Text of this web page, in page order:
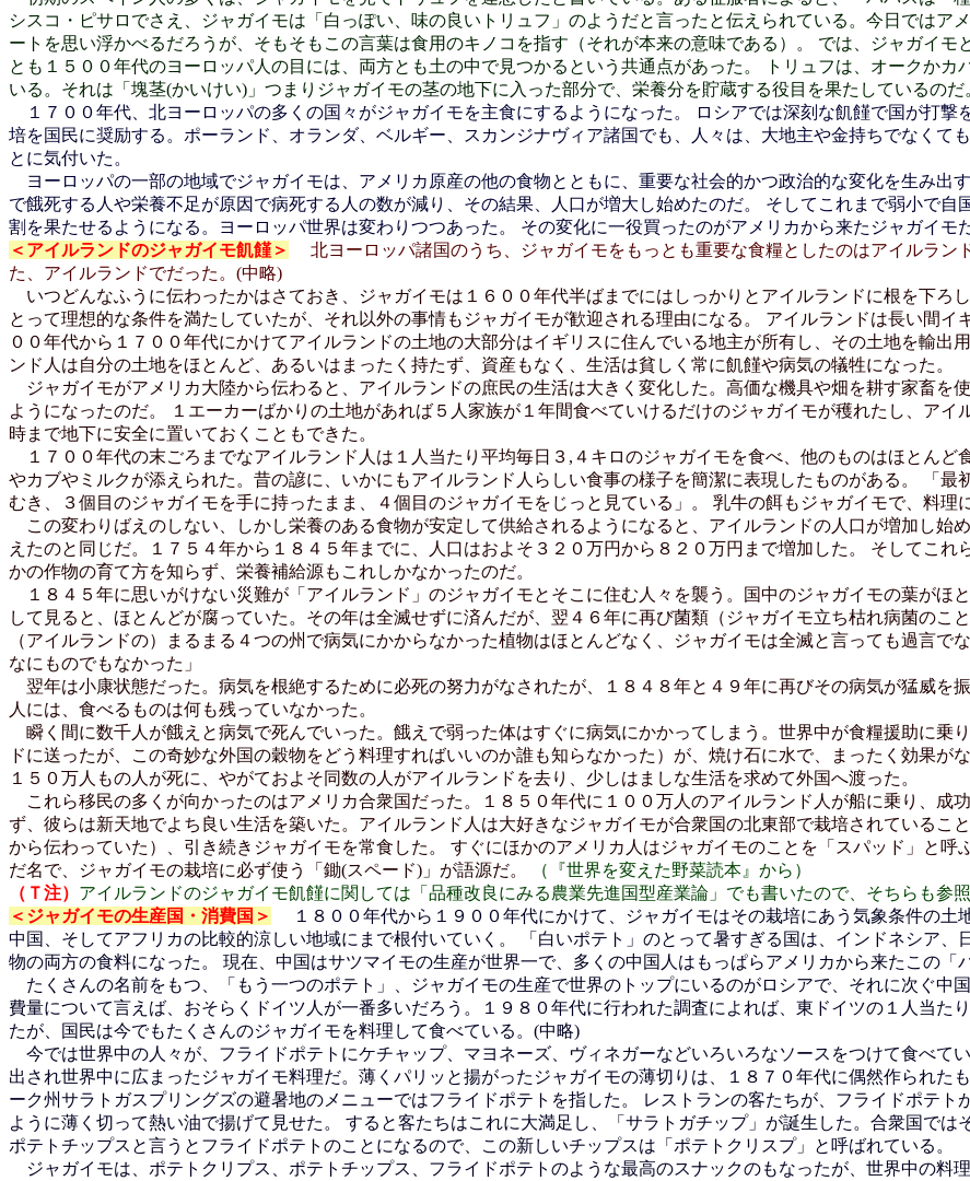
シスコ・ピサロでさえ、ジャガイモは「白っぽい、味の良いトリュフ」のようだと言ったと伝えられている。今日ではア
ートを思い浮かべるだろうが、そもそもこの言葉は食用のキノコを指す（それが本来の意味である）。 では、ジャガイモ
とも１５００年代のヨーロッパ人の目には、両方とも土の中で見つかるという共通点があった。 トリュフは、オークか
いる。それは「塊茎(かいけい)」つまりジャガイモの茎の地下に入った部分で、栄養分を貯蔵する役目を果たしているのだ
１７００年代、北ヨーロッパの多くの国々がジャガイモを主食にするようになった。 ロシアでは深刻な飢饉で国が打
培を国民に奨励する。ポーランド、オランダ、ベルギー、スカンジナヴィア諸国でも、人々は、大地主や金持ちでなくて
とに気付いた。
ヨーロッパの一部の地域でジャガイモは、アメリカ原産の他の食物とともに、重要な社会的かつ政治的な変化を生み出
で餓死する人や栄養不足が原因で病死する人の数が減り、その結果、人口が増大し始めたのだ。 そしてこれまで弱小で
割を果たせるようになる。ヨーロッパ世界は変わりつつあった。 その変化に一役買ったのがアメリカから来たジャガイモ
＜アイルランドのジャガイモ飢饉＞
北ヨーロッパ諸国のうち、ジャガイモをもっとも重要な食糧としたのはアイルラン
た、アイルランドでだった。(中略)
いつどんなふうに伝わったかはさておき、ジャガイモは１６００年代半ばまでにはしっかりとアイルランドに根を下ろ
とって理想的な条件を満たしていたが、それ以外の事情もジャガイモが歓迎される理由になる。 アイルランドは長い間
００年代から１７００年代にかけてアイルランドの土地の大部分はイギリスに住んでいる地主が所有し、その土地を輸出
ンド人は自分の土地をほとんど、あるいはまったく持たず、資産もなく、生活は貧しく常に飢饉や病気の犠牲になった。
ジャガイモがアメリカ大陸から伝わると、アイルランドの庶民の生活は大きく変化した。高価な機具や畑を耕す家畜を
ようになったのだ。 １エーカーばかりの土地があれば５人家族が１年間食べていけるだけのジャガイモが穫れたし、ア
時まで地下に安全に置いておくこともできた。
１７００年代の末ごろまでなアイルランド人は１人当たり平均毎日３,４キロのジャガイモを食べ、他のものはほとんど
やカブやミルクが添えられた。昔の諺に、いかにもアイルランド人らしい食事の様子を簡潔に表現したものがある。 「
むき、３個目のジャガイモを手に持ったまま、４個目のジャガイモをじっと見ている」。 乳牛の餌もジャガイモで、料理
この変わりばえのしない、しかし栄養のある食物が安定して供給されるようになると、アイルランドの人口が増加し始
えたのと同じだ。１７５４年から１８４５年までに、人口はおよそ３２０万円から８２０万円まで増加した。 そしてこ
かの作物の育て方を知らず、栄養補給源もこれしかなかったのだ。
１８４５年に思いがけない災難が「アイルランド」のジャガイモとそこに住む人々を襲う。国中のジャガイモの葉がほ
して見ると、ほとんどが腐っていた。その年は全滅せずに済んだが、翌４６年に再び菌類（ジャガイモ立ち枯れ病菌のこ
（アイルランドの）まるまる４つの州で病気にかからなかった植物はほとんどなく、ジャガイモは全滅と言っても過言
なにものでもなかった」
翌年は小康状態だった。病気を根絶するために必死の努力がなされたが、１８４８年と４９年に再びその病気が猛威を
人には、食べるものは何も残っていなかった。
瞬く間に数千人が餓えと病気で死んでいった。餓えで弱った体はすぐに病気にかかってしまう。世界中が食糧援助に乗
ドに送ったが、この奇妙な外国の穀物をどう料理すればいいのか誰も知らなかった）が、焼け石に水で、まったく効果が
１５０万人もの人が死に、やがておよそ同数の人がアイルランドを去り、少しはましな生活を求めて外国へ渡った。
これら移民の多くが向かったのはアメリカ合衆国だった。１８５０年代に１００万人のアイルランド人が船に乗り、成
ず、彼らは新天地でよち良い生活を築いた。アイルランド人は大好きなジャガイモが合衆国の北東部で栽培されているこ
から伝わっていた）、引き続きジャガイモを常食した。 すぐにほかのアメリカ人はジャガイモのことを「スパッド」と
だ名で、ジャガイモの栽培に必ず使う「鋤(スペード)」が語源だ。
（『世界を変えた野菜読本』から）
（Ｔ注） アイルランドのジャガイモ飢饉に関しては「品種改良にみる農業先進国型産業論」でも書いたので、そちらも参
＜ジャガイモの生産国・消費国＞
１８００年代から１９００年代にかけて、ジャガイモはその栽培にあう気象条件の土
中国、そしてアフリカの比較的涼しい地域にまで根付いていく。 「白いポテト」のとって暑すぎる国は、インドネシア
物の両方の食料になった。 現在、中国はサツマイモの生産が世界一で、多くの中国人はもっぱらアメリカから来たこの「
たくさんの名前をもつ、「もう一つのポテト」、ジャガイモの生産で世界のトップにいるのがロシアで、それに次ぐ中
費量について言えば、おそらくドイツ人が一番多いだろう。１９８０年代に行われた調査によれば、東ドイツの１人当た
たが、国民は今でもたくさんのジャガイモを料理して食べている。(中略)
今では世界中の人々が、フライドポテトにケチャップ、マヨネーズ、ヴィネガーなどいろいろなソースをつけて食べて
出され世界中に広まったジャガイモ料理だ。薄くパリッと揚がったジャガイモの薄切りは、１８７０年代に偶然作られた
ーク州サラトガスプリングズの避暑地のメニューではフライドポテトを指した。 レストランの客たちが、フライドポテ
ように薄く切って熱い油で揚げて見せた。 すると客たちはこれに大満足し、「サラトガチップ」が誕生した。合衆国で
ポテトチップスと言うとフライドポテトのことになるので、この新しいチップスは「ポテトクリスプ」と呼ばれている。
ジャガイモは、ポテトクリプス、ポテトチップス、フライドポテトのような最高のスナックのもなったが、世界中の料